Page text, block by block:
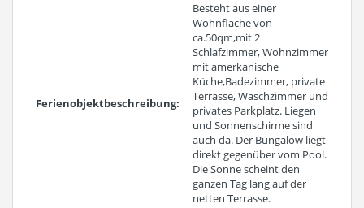
Ferienobjektbeschreibung:
Besteht aus einer
Wohnfläche von
ca.50qm,mit 2
Schlafzimmer, Wohnzimmer
mit amerkanische
Küche,Badezimmer, private
Terrasse, Waschzimmer und
privates Parkplatz. Liegen
und Sonnenschirme sind
auch da. Der Bungalow liegt
direkt gegenüber vom Pool.
Die Sonne scheint den
ganzen Tag lang auf der
netten Terrasse.